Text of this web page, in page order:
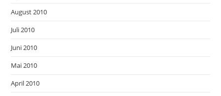
August 2010
Juli 2010
Juni 2010
Mai 2010
April 2010